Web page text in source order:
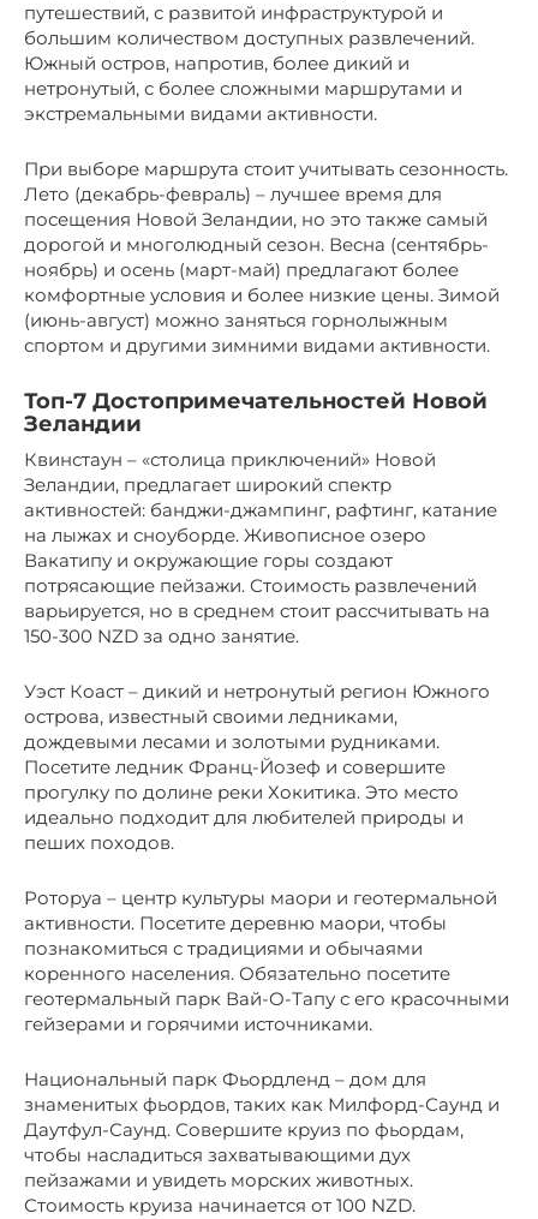
путешествий, с развитой инфраструктурой и
большим количеством доступных развлечений.
Южный остров, напротив, более дикий и
нетронутый, с более сложными маршрутами и
экстремальными видами активности.
При выборе маршрута стоит учитывать сезонность.
Лето (декабрь-февраль) – лучшее время для
посещения Новой Зеландии, но это также самый
дорогой и многолюдный сезон. Весна (сентябрь-
ноябрь) и осень (март-май) предлагают более
комфортные условия и более низкие цены. Зимой
(июнь-август) можно заняться горнолыжным
спортом и другими зимними видами активности.
Топ-7 Достопримечательностей Новой
Зеландии
Квинстаун – «столица приключений» Новой
Зеландии, предлагает широкий спектр
активностей: банджи-джампинг, рафтинг, катание
на лыжах и сноуборде. Живописное озеро
Вакатипу и окружающие горы создают
потрясающие пейзажи. Стоимость развлечений
варьируется, но в среднем стоит рассчитывать на
150-300 NZD за одно занятие.
Уэст Коаст – дикий и нетронутый регион Южного
острова, известный своими ледниками,
дождевыми лесами и золотыми рудниками.
Посетите ледник Франц-Йозеф и совершите
прогулку по долине реки Хокитика. Это место
идеально подходит для любителей природы и
пеших походов.
Роторуа – центр культуры маори и геотермальной
активности. Посетите деревню маори, чтобы
познакомиться с традициями и обычаями
коренного населения. Обязательно посетите
геотермальный парк Вай-О-Тапу с его красочными
гейзерами и горячими источниками.
Национальный парк Фьордленд – дом для
знаменитых фьордов, таких как Милфорд-Саунд и
Даутфул-Саунд. Совершите круиз по фьордам,
чтобы насладиться захватывающими дух
пейзажами и увидеть морских животных.
Стоимость круиза начинается от 100 NZD.